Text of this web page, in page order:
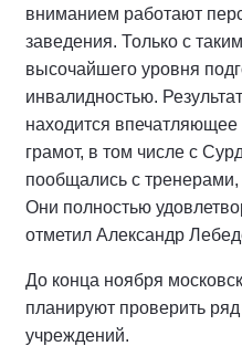
вниманием работают
заведения. Только с
высочайшего уровня
инвалидностью.
находится
грамот, в том числе с
пообщались с
Они полностью
отметил Александр
До конца ноября
планируют проверить
учреждений.